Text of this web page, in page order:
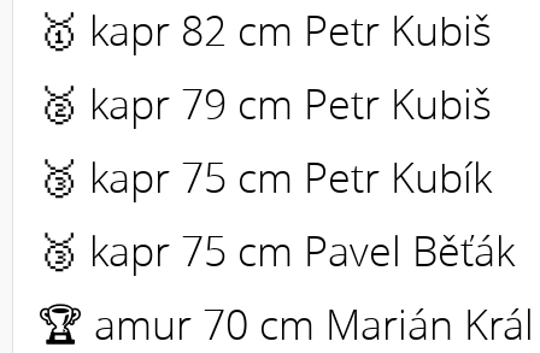
🥇 kapr 82 cm Petr Kubiš
🥈 kapr 79 cm Petr Kubiš
🥉 kapr 75 cm Petr Kubík
🥉 kapr 75 cm Pavel Běťák
🏆 amur 70 cm Marián Král